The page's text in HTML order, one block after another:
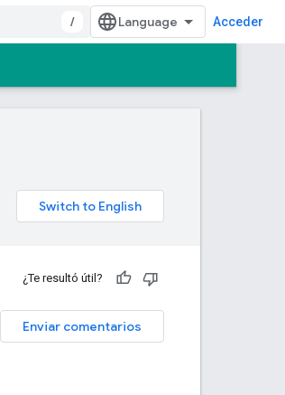
/ Acceder
¿Te resultó útil?
Enviar comentarios